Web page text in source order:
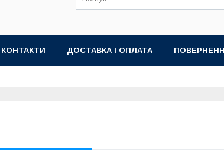
КОНТАКТИ ДОСТАВКА І ОПЛАТА